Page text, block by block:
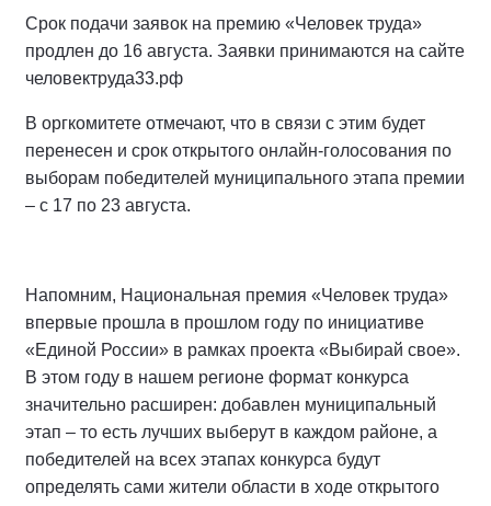
Срок подачи заявок на премию «Человек труда»
продлен до 16 августа. Заявки принимаются на сайте
человектруда33.рф
В оргкомитете отмечают, что в связи с этим будет
перенесен и срок открытого онлайн-голосования по
выборам победителей муниципального этапа премии
– с 17 по 23 августа.
Напомним, Национальная премия «Человек труда»
впервые прошла в прошлом году по инициативе
«Единой России» в рамках проекта «Выбирай свое».
В этом году в нашем регионе формат конкурса
значительно расширен: добавлен муниципальный
этап – то есть лучших выберут в каждом районе, а
победителей на всех этапах конкурса будут
определять сами жители области в ходе открытого